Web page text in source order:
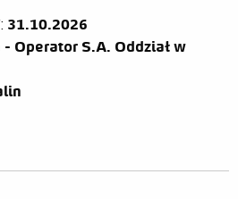
31.10.2026
- Operator S.A. Oddział w